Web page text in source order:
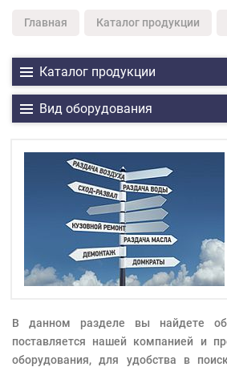
Главная Каталог продукции
Каталог продукции
Вид оборудования
В данном разделе вы найдете
поставляется нашей компанией и
оборудования, для удобства в